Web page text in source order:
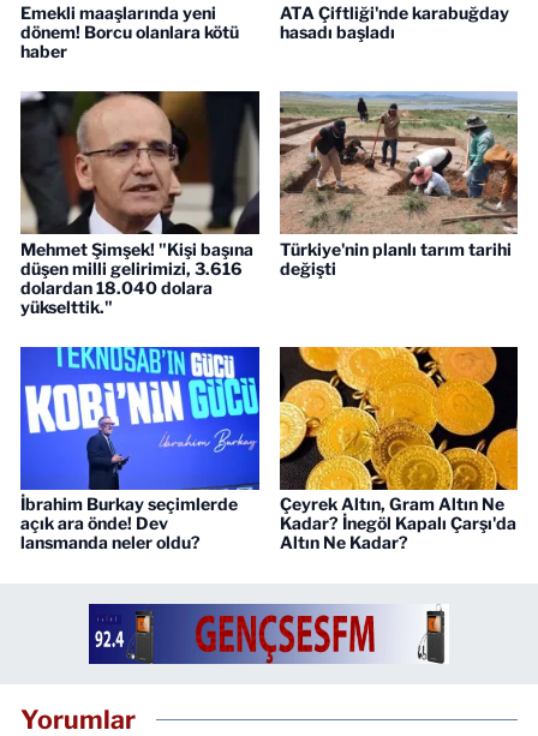
Emekli maaşlarında yeni
dönem! Borcu olanlara kötü
haber
ATA Çiftliği'nde karabuğday
hasadı başladı
Mehmet Şimşek! "Kişi başına
düşen milli gelirimizi, 3.616
dolardan 18.040 dolara
yükselttik."
Türkiye'nin planlı tarım tarihi
değişti
İbrahim Burkay seçimlerde
açık ara önde! Dev
lansmanda neler oldu?
Çeyrek Altın, Gram Altın Ne
Kadar? İnegöl Kapalı Çarşı'da
Altın Ne Kadar?
Yorumlar